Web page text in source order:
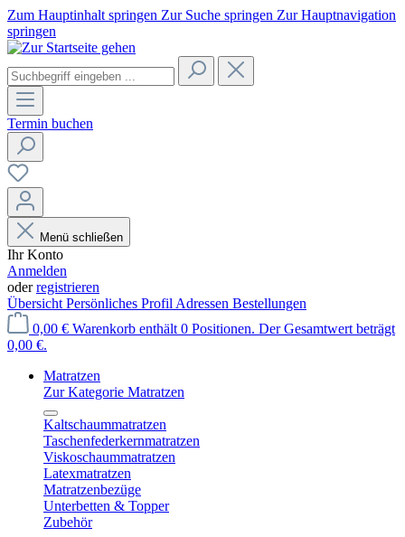
Zum Hauptinhalt springen Zur Suche springen Zur Hauptnavigation
springen
Termin buchen
Menü schließen
Ihr Konto
Anmelden
oderregistrieren
Übersicht Persönliches Profil Adressen Bestellungen
0,00 € Warenkorb enthält 0 Positionen. Der Gesamtwert beträgt
0,00 €.
Matratzen
Zur Kategorie Matratzen
Kaltschaummatratzen
Taschenfederkernmatratzen
Viskoschaummatratzen
Latexmatratzen
Matratzenbezüge
Unterbetten & Topper
Zubehör